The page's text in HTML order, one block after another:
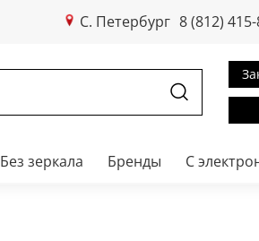
С. Петербург 8 (812)
Без зеркала Бренды С